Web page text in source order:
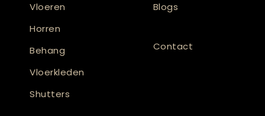
Vloeren
Horren
Behang
Vloerkleden
Shutters
Blogs
Contact